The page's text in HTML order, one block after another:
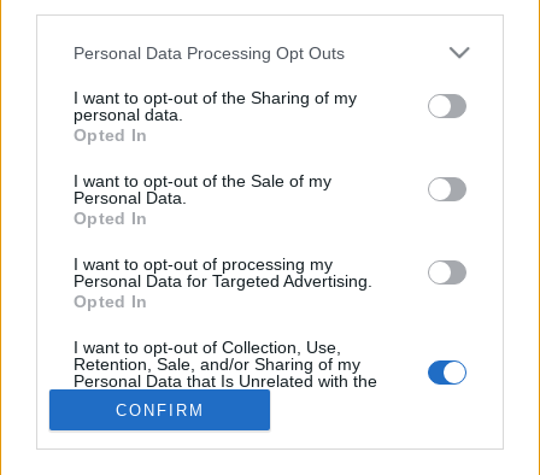
Please note that this website/app uses one or more Google
not limited to your visit or usage behaviour. You may click to
grant or deny consent to Google and its third-party tags to
use your data for below specified purposes in below Google
consent section.
Personal Data Processing Opt Outs
I want to opt-out of the Sharing of my
personal data.
Opted In
I want to opt-out of the Sale of my
Personal Data.
Opted In
I want to opt-out of processing my
Personal Data for Targeted Advertising.
Opted In
I want to opt-out of Collection, Use,
Retention, Sale, and/or Sharing of my
Personal Data that Is Unrelated with the
Purposes for which it was collected.
Opted Out
CONFIRM
Táplálkozási zavar